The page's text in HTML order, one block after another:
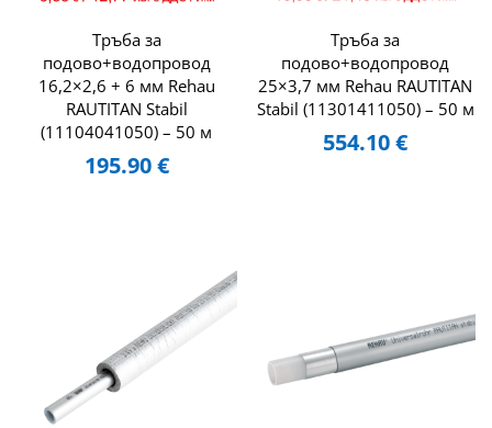
Тръба за
подово+водопровод
16,2×2,6 + 6 мм Rehau
RAUTITAN Stabil
(11104041050) – 50 м
195.90€
Тръба за
подово+водопровод
25×3,7 мм Rehau RAUTITAN
Stabil (11301411050) – 50 м
554.10€